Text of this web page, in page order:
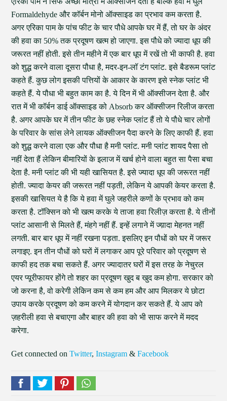
Formaldehyde और कॉर्बन मोनो ऑक्साइड का प्रभाव कम करता है.
अगर एरिका पाम के पांच फीट के चार पौधे आपके घर में हैं, तो घर के अंदर
की हवा का 50% तक प्रदूषण खत्म हो जाएगा. इस पौधे को ज्यादा धूप की
जरूरत नहीं होती. इसे तीन महीने में एक बार धूप में रखें तो भी काफी है. हवा
को शुद्ध करने वाला दूसरा पौधा है, मदर-इन-लॉ टंग प्लांट. इसे बैडरूम प्लांट
कहते हैं. कुछ लोग इसकी पत्तियों के आकार के कारण इसे स्नेक प्लांट भी
कहते हैं. ये पौधा भी बहुत काम का है. ये दिन में भी ऑक्सीजन देता है. और
रात में भी कॉर्बन डाई ऑक्साइड को Absorb कर ऑक्सीजन रिलीज करता
है. अगर आपके घर में तीन फीट के छह स्नेक प्लांट हैं तो ये पौधे चार लोगों
के परिवार के सांस लेने लायक ऑक्सीजन पैदा करने के लिए काफी हैं. हवा
को शुद्ध करने वाला एक और पौधा है मनी प्लांट. मनी प्लांट शायद पैसा तो
नहीं देता हैं लेकिन बीमारियों के इलाज में खर्च होने वाला बहुत सा पैसा बचा
देता है. मनी प्लांट की भी यही खासियत है. इसे ज्यादा धूप की जरूरत नहीं
होती. ज्यादा केयर की जरूरत नहीं पड़ती, लेकिन ये आपकी केयर करता है.
इसकी खासियत ये है कि ये हवा में घुले जहरीले कणों के प्रभाव को कम
करता है. टॉक्सिन को भी खत्म करके ये ताजा हवा रिलीज़ करता है. ये तीनों
प्लांट आसानी से मिलते हैं, मंहगे नहीं हैं. इन्हें लगाने में ज्य़ादा मेहनत नहीं
लगती. बार बार धूप में नहीं रखना पड़ता. इसलिए इन पौधों को घर में जरूर
लगाइए. इन तीन पौधों को घरों में लगाकर आप पूरे परिवार को प्रदूषण से
काफी हद तक बचा सकते हैं. अगर ज्यादातर घरों में इस तरह के नेचुरल
एयर प्यूरीफायर होंगे तो शहर का प्रदूषण खुद ब खुद कम होगा. सरकार को
जो करना है, वो करेगी लेकिन कम से कम हम और आप मिलकर ये छोटा
उपाय करके प्रदूषण को कम करने में योगदान कर सकते हैं. ये आप को
ज़हरीली हवा से बचाएगा और बाहर की हवा को भी साफ करने में मदद
करेगा.
Get connected onTwitter,Instagram &Facebook